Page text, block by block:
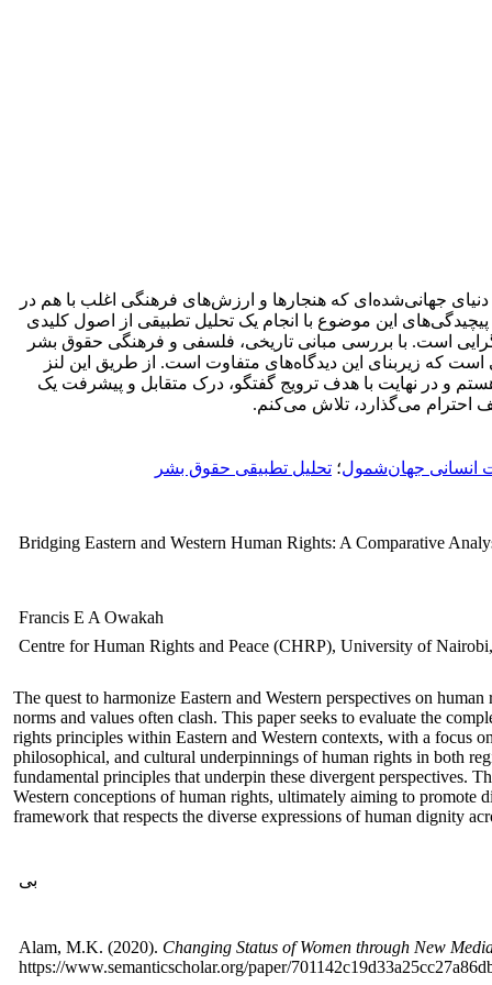
جهانی‌شده‌ای که هنجارها و ارزش‌های فرهنگی اغلب با هم در
پیچیدگی‌های این موضوع با انجام یک تحلیل تطبیقی ​​از اصول کلیدی
است. با بررسی مبانی تاریخی، فلسفی و فرهنگی حقوق بشر
که زیربنای این دیدگاه‌های متفاوت است. از طریق این لنز
و در نهایت با هدف ترویج گفتگو، درک متقابل و پیشرفت یک
احترام می‌گذارد، تلاش می‌کنم.
انسانی جهان‌شمول؛ تحلیل تطبیقی ​​حقوق بشر
Bridging Eastern and Western Human Rights: A Comparative
Francis E A Owakah
Centre for Human Rights and Peace (CHRP), University of
The quest to harmonize Eastern and Western perspectives on
norms and values often clash. This paper seeks to evaluate the
rights principles within Eastern and Western contexts, with a focus
philosophical, and cultural underpinnings of human rights in both
fundamental principles that underpin these divergent perspectives.
Western conceptions of human rights, ultimately aiming to promote
framework that respects the diverse expressions of human dignity
بی
Alam, M.K. (2020). Changing Status of Women through New
https://www.semanticscholar.org/paper/